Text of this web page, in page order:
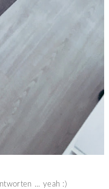
... yeah :)